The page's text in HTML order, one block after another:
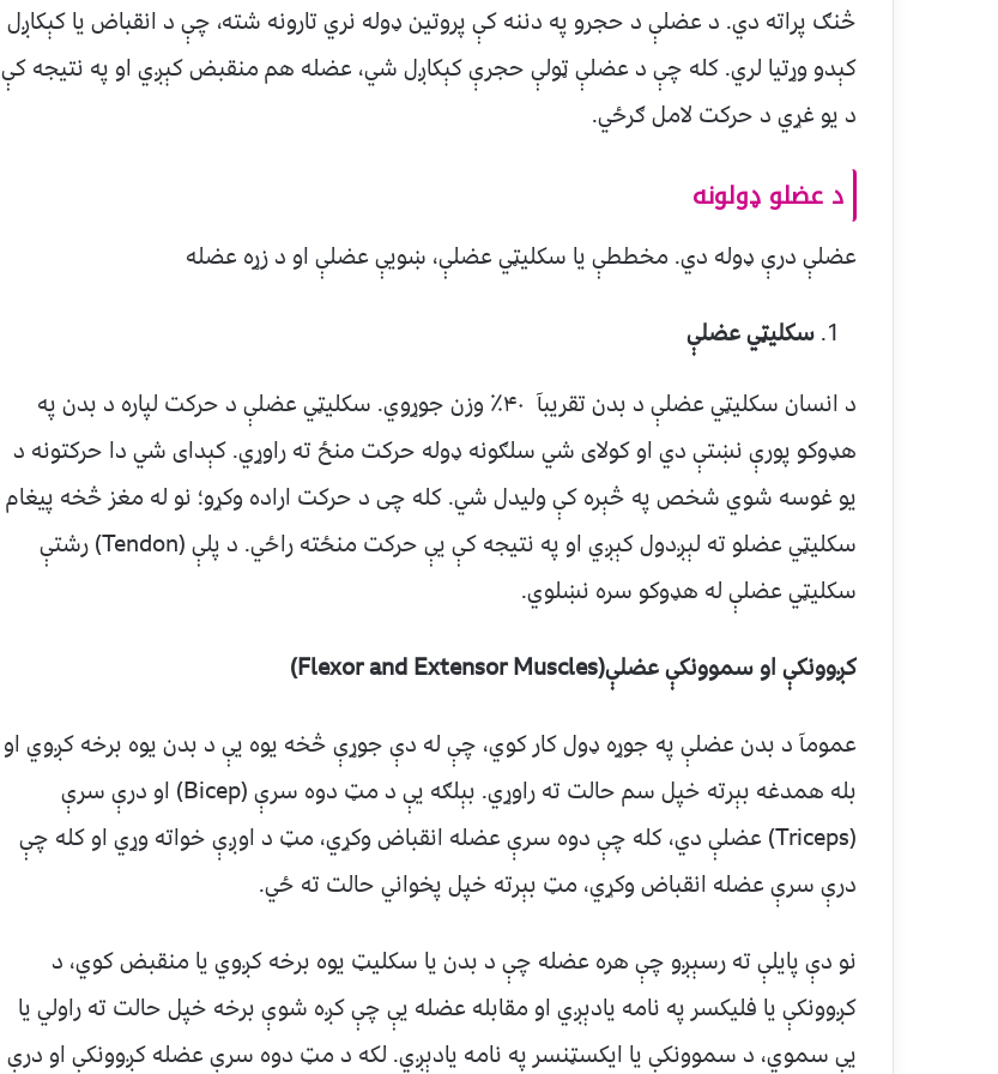
څنګ پراته دي. د عضلې د حجرو په دننه کې پروتین ډوله نري تارونه شته، چې د انقباض یا کېکاږل
کېدو وړتیا لري. کله چې د عضلې ټولې حجرې کېکاږل شي، عضله هم منقبض کېږي او په نتیجه کې
د یو غړي د حرکت لامل ګرځي.
د عضلو ډولونه
عضلې درې ډوله دي. مخططې یا سکلیټي عضلې، ښویې عضلې او د زړه عضله
سکلیټي عضلې
د انسان سکلیټي عضلې د بدن تقریبآ ۴۰٪ وزن جوړوي. سکلیټي عضلې د حرکت لپاره د بدن په
هډوکو پورې نښتې دي او کولای شي سلګونه ډوله حرکت منځ ته راوړي. کېدای شي دا حرکتونه د
یو غوسه شوي شخص په څېره کې ولیدل شي. کله چی د حرکت اراده وکړو؛ نو له مغز څخه پیغام
سکلیټي عضلو ته لېږدول کېږي او په نتیجه کې یې حرکت منځته راځي. د پلې (Tendon) رشتې
سکلیټي عضلې له هډوکو سره نښلوي.
کږوونکې او سموونکې عضلې(Flexor and Extensor Muscles
)
عمومآ د بدن عضلې په جوړه ډول کار کوي، چې له دې جوړې څخه یوه یې د بدن یوه برخه کږوي او
بله همدغه بېرته خپل سم حالت ته راوړي. بېلګه یې د مټ دوه سرې (Bicep) او درې سرې
(Triceps) عضلې دي، کله چې دوه سرې عضله انقباض وکړي، مټ د اوږې خواته وړي او کله چې
درې سرې عضله انقباض وکړي، مټ بېرته خپل پخواني حالت ته ځي.
نو دې پايلې ته رسېږو چې هره عضله چې د بدن یا سکلیټ یوه برخه کږوي یا منقبض کوي، د
کږوونکې یا فلیکسر په نامه یادېږي او مقابله عضله یې چې کږه شوې برخه خپل حالت ته راولي یا
یې سموي، د سموونکې یا ایکسټنسر په نامه یادېږي. لکه د مټ دوه سرې عضله کږوونکې او درې